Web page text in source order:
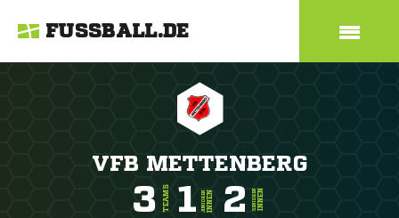
FUSSBALL.DE
VFB METTENBERG
3 TEAMS 1 JUNIORENINNEN 2 SENIORENINNEN